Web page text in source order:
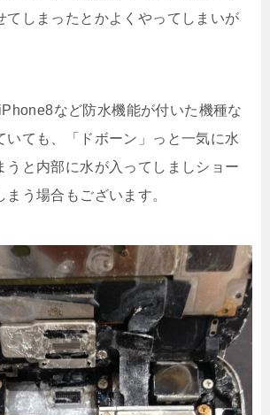
てしまったとかよくやってしまいが
など防水機能が付いた機種な
いても、「ドボーン」っと一気に水
うと内部に水が入ってしましショー
まう場合もございます。